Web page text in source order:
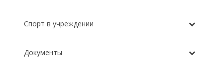
Спорт в учреждении
Документы